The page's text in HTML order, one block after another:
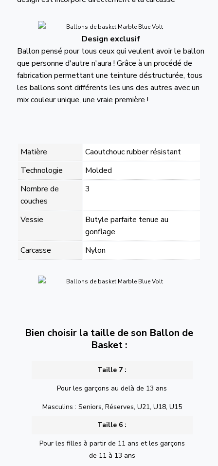
Design exclusif
Ballon pensé pour tous ceux qui veulent avoir le ballon
que personne d'autre n'aura ! Grâce à un procédé de
fabrication permettant une teinture déstructurée, tous
les ballons sont différents les uns des autres avec un
mix couleur unique, une vraie première !
Matière
Caoutchouc rubber résistant
Technologie
Molded
Nombre de
couches
3
Vessie
Butyle parfaite tenue au
gonflage
Carcasse
Nylon
Bien choisir la taille de son Ballon de
Basket :
Taille 7 :
Pour les garçons au delà de 13 ans
Masculins : Seniors, Réserves, U21, U18, U15
Taille 6 :
Pour les filles à partir de 11 ans et les garçons
de 11 à 13 ans